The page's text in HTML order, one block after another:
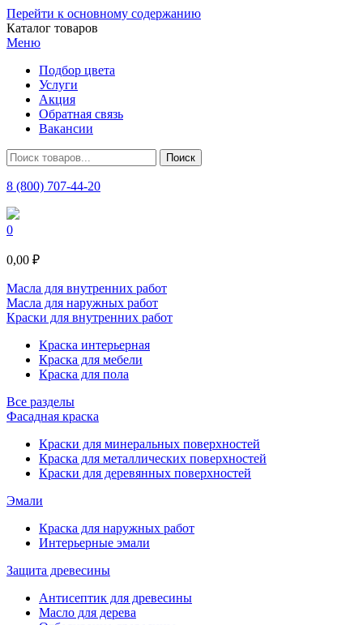
Перейти к основному содержанию
Каталог товаров
Меню
Подбор цвета
Услуги
Акция
Обратная связь
Вакансии
8 (800) 707-44-20
0
0,00 ₽
Масла для внутренних работ
Масла для наружных работ
Краски для внутренних работ
Краска интерьерная
Краска для мебели
Краска для пола
Все разделы
Фасадная краска
Краски для минеральных поверхностей
Краска для металлических поверхностей
Краски для деревянных поверхностей
Эмали
Краска для наружных работ
Интерьерные эмали
Защита древесины
Антисептик для древесины
Масло для дерева